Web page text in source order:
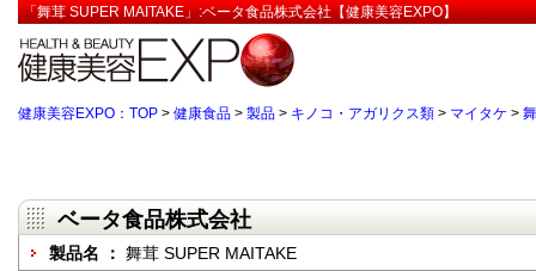
「舞茸 SUPER MAITAKE」:ベータ食品株式会社【健康美容EXPO】
健康美容EXPO：TOP > 健康食品 > 製品 > キノコ・アガリクス類 > マイタケ >
ベータ食品株式会社
製品名 ： 舞茸 SUPER MAITAKE